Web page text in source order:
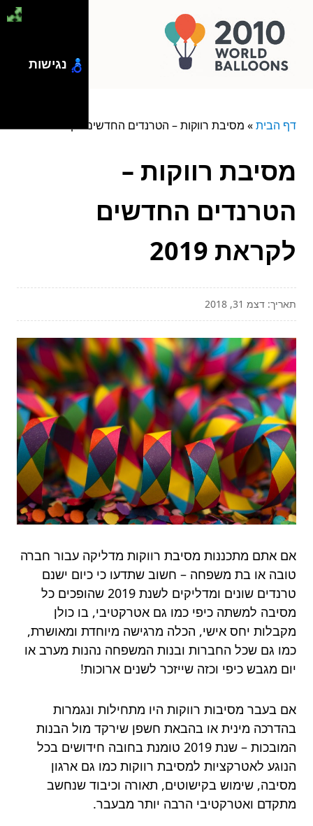
דף הבית» מסיבת רווקות – הטרנדים החדשים לקראת 2019
מסיבת רווקות –
הטרנדים החדשים
לקראת 2019
תאריך: דצמ 31, 2018
אם אתם מתכננות מסיבת רווקות מדליקה עבור חברה
טובה או בת משפחה – חשוב שתדעו כי כיום ישנם
טרנדים שונים ומדליקים לשנת 2019 שהופכים כל
מסיבה למשתה כיפי כמו גם אטרקטיבי, בו כולן
מקבלות יחס אישי, הכלה מרגישה מיוחדת ומאושרת,
כמו גם שכל החברות ובנות המשפחה נהנות מערב או
יום מגבש כיפי וכזה שייזכר לשנים ארוכות!
אם בעבר מסיבות רווקות היו מתחילות ונגמרות
בהדרכה מינית או בהבאת חשפן שירקד מול הבנות
המובכות – שנת 2019 טומנת בחובה חידושים בכל
הנוגע לאטרקציות למסיבת רווקות כמו גם ארגון
מסיבה, שימוש בקישוטים, תאורה וכיבוד שנחשב
מתקדם ואטרקטיבי הרבה יותר מבעבר.
נגישות